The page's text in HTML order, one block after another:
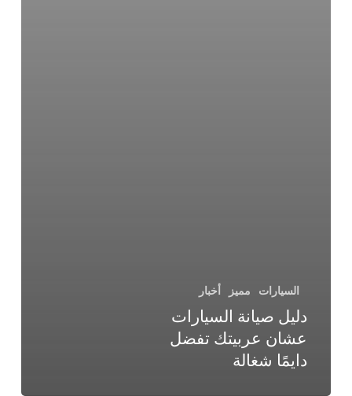
السيارات مميز أخبار
دليل صيانة السيارات
عشان عربيتك تفضل
دايمًا شغالة